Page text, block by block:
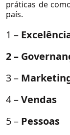
Consumo e
Educação
Mineração e
Setores
Artigos
práticas de
país.
1 –
2 –
3 –
4 –Vendas
5 – Pessoas